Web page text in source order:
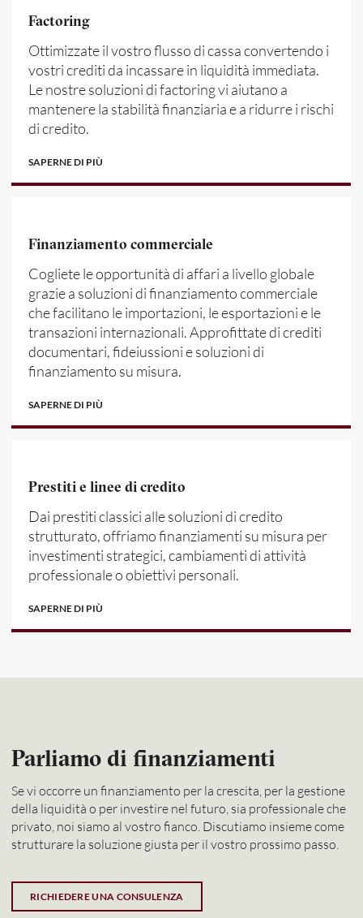
Factoring
Ottimizzate il vostro flusso di cassa convertendo i
vostri crediti da incassare in liquidità immediata.
Le nostre soluzioni di factoring vi aiutano a
mantenere la stabilità finanziaria e a ridurre i rischi
di credito.
SAPERNE DI PIÙ
Finanziamento commerciale
Cogliete le opportunità di affari a livello globale
grazie a soluzioni di finanziamento commerciale
che facilitano le importazioni, le esportazioni e le
transazioni internazionali. Approfittate di crediti
documentari, fideiussioni e soluzioni di
finanziamento su misura.
SAPERNE DI PIÙ
Prestiti e linee di credito
Dai prestiti classici alle soluzioni di credito
strutturato, offriamo finanziamenti su misura per
investimenti strategici, cambiamenti di attività
professionale o obiettivi personali.
SAPERNE DI PIÙ
Parliamo di finanziamenti
Se vi occorre un finanziamento per la crescita, per la gestione
della liquidità o per investire nel futuro, sia professionale che
privato, noi siamo al vostro fianco. Discutiamo insieme come
strutturare la soluzione giusta per il vostro prossimo passo.
RICHIEDERE UNA CONSULENZA